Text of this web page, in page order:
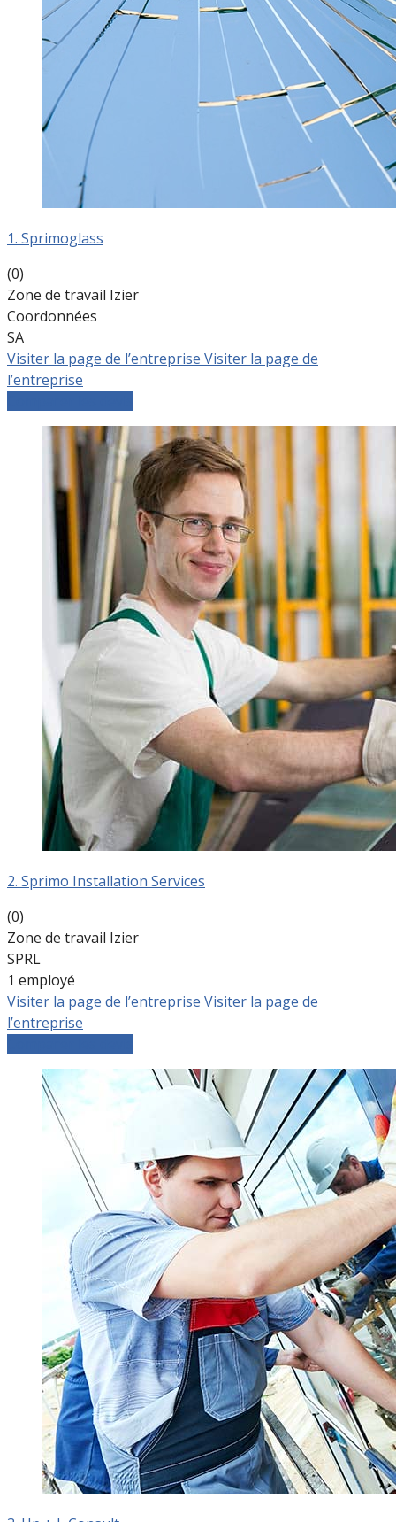
1. Sprimoglass
(0)
Zone de travail Izier
Coordonnées
SA
Visiter la page de l’entreprise Visiter la page de
l’entreprise
2. Sprimo Installation Services
(0)
Zone de travail Izier
SPRL
1 employé
Visiter la page de l’entreprise Visiter la page de
l’entreprise